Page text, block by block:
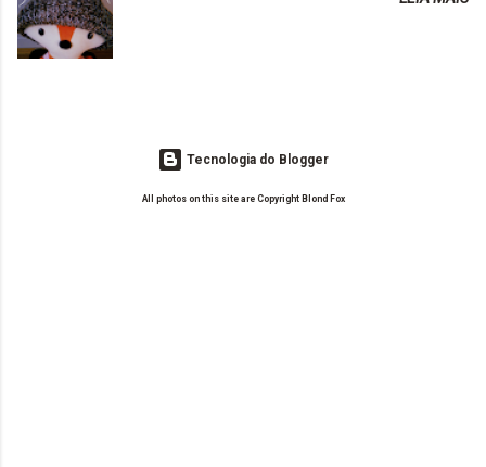
o Drilly Design e comecei a ler as postagens do antigo blog da Sweet
Carol "Magic Days". Tem sido fácil o convívio com seguidoras e
leitoras? Claro. Seu blog já esta como quer, ou ainda ...
Tecnologia do Blogger
All photos on this site are Copyright Blond Fox